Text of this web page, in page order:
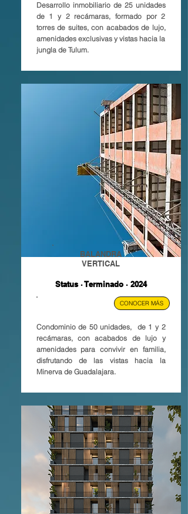
Desarrollo inmobiliario de 25 unidades
de 1 y 2 recámaras, formado por 2
torres de suites, con acabados de lujo,
amenidades exclusivas y vistas hacia la
jungla de Tulum.
BALANDRA
VERTICAL
Status · Terminado · 2024
CONOCER MÁS
Condominio de 50 unidades, de 1 y 2
recámaras, con acabados de lujo y
amenidades para convivir en familia,
disfrutando de las vistas hacia la
Minerva de Guadalajara.